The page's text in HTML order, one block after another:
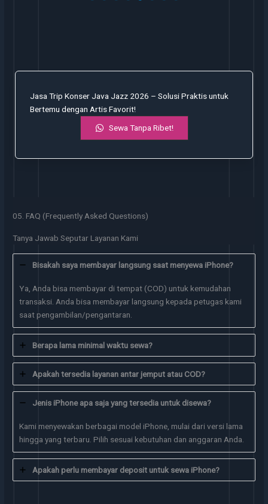
Jasa Trip Konser Java Jazz 2026 – Solusi Praktis untuk
Bertemu dengan Artis Favorit!
Sewa Tanpa Ribet!
05. FAQ (Frequently Asked Questions)
Tanya Jawab Seputar Layanan Kami
Bisakah saya membayar langsung saat menyewa iPhone?
Ya, Anda bisa membayar di tempat (COD) untuk kemudahan
transaksi. Anda bisa membayar langsung kepada petugas kami
saat pengambilan/pengantaran.
Berapa lama minimal waktu sewa?
Apakah tersedia layanan antar jemput atau COD?
Jenis iPhone apa saja yang tersedia untuk disewa?
Kami menyewakan berbagai model iPhone, mulai dari versi lama
hingga yang terbaru. Pilih sesuai kebutuhan dan anggaran Anda.
Apakah perlu membayar deposit untuk sewa iPhone?